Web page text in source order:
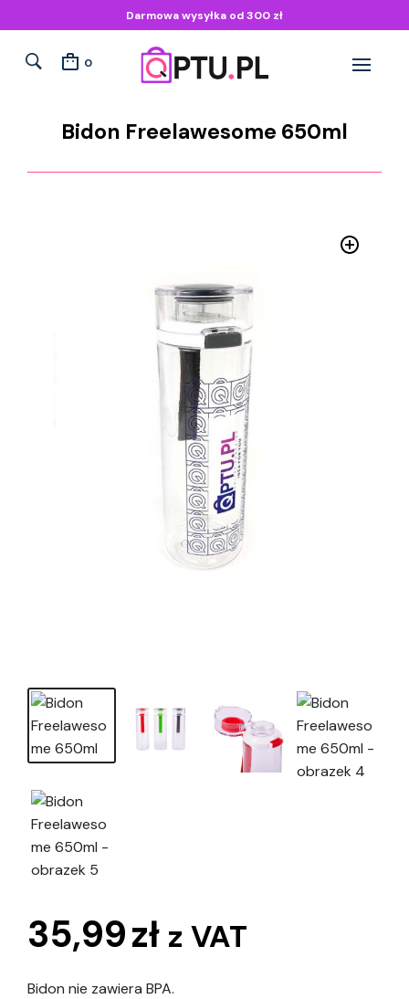
Darmowa wysyłka od 300 zł
0
Bidon Freelawesome 650ml
35,99zł z VAT
Bidon nie zawiera BPA.